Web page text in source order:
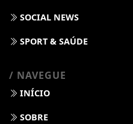
SOCIAL NEWS
SPORT & SAÚDE
/ NAVEGUE
INÍCIO
SOBRE